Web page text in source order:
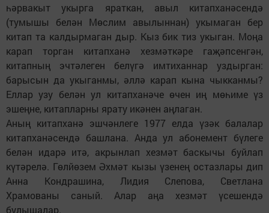
һәрвакыт укырга яраткан, авыл китапханәсендә
(тумышы белән Мөслим авылыннан) укымаган бер
китап та калдырмаган дыр. Кыз бик тиз укыган. Моңа
карап торган китапханә хезмәткәре гаҗәпсенгән,
китапның эчтәлеген белүгә имтиханнар уздырган:
барысын да укыганмы, әллә карап кына чыкканмы?
Еллар узу белән ул китапханәче өчен иң мөһиме үз
эшеңне, китапларны ярату икәнен аңлаган.
Аның китапханә эшчәнлеге 1977 елда үзәк балалар
китапханәсендә башлана. Анда ул абонемент бүлеге
белән идарә итә, акрынлап хезмәт баскычы буйлап
күтәрелә. Гөлйөзем Әхмәт кызы үзенең остазлары дип
Анна Кондрашина, Лидия Слепова, Светлана
Храмованы саный. Алар аңа хезмәт үсешендә
булышалар.